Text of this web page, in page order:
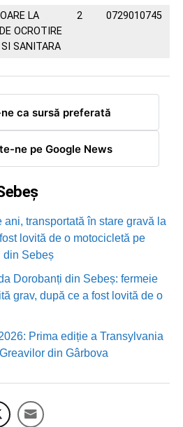
LA
OCROTIRE
SANITARA
2 0729010745
ca sursă preferată
ne pe Google News
ani, transportată în stare gravă la
lovită de o motocicletă pe
din Sebeș
Dorobanți din Sebeș: fermeie
grav, după ce a fost lovită de o
Prima ediție a Transylvania
din Gârbova